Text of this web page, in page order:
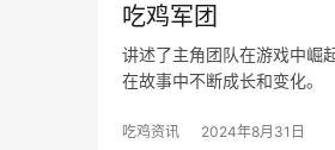
吃鸡军团
讲述了主角团队在游戏中崛
在故事中不断成长和变化。
吃鸡资讯 2024年8月31日